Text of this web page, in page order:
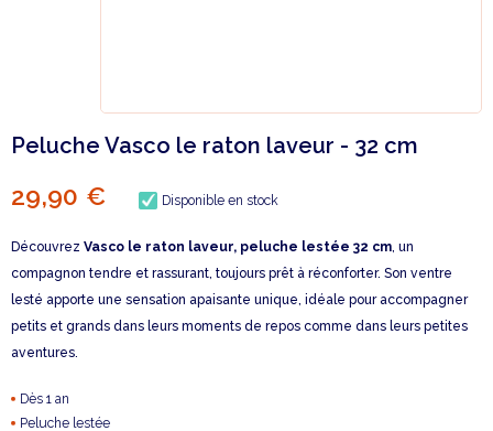
Peluche Vasco le raton laveur - 32 cm
29,90 € Disponible en stock
Découvrez Vasco le raton laveur, peluche lestée 32 cm, un
compagnon tendre et rassurant, toujours prêt à réconforter. Son ventre
lesté apporte une sensation apaisante unique, idéale pour accompagner
petits et grands dans leurs moments de repos comme dans leurs petites
aventures.
Dès 1 an
Peluche lestée